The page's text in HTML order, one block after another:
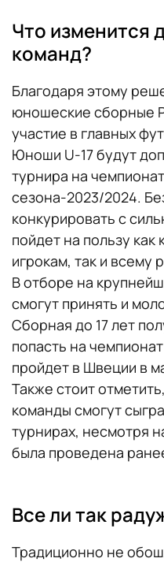
Что изменится
команд?
Благодаря этому
юношеские сборные
участие в главных
Юноши U-17 будут
турнира на
сезона-2023/2024.
конкурировать с
пойдет на пользу
игрокам, так и всему
В отборе на
смогут принять и
Сборная до 17 лет
попасть на
пройдет в Швеции в
Также стоит
команды смогут
турнирах, несмотря
была проведена
Все ли так
Традиционно не